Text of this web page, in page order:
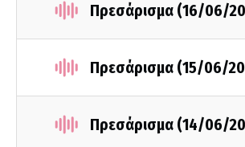
Πρεσάρισμα (16/06/
Πρεσάρισμα (15/06/
Πρεσάρισμα (14/06/